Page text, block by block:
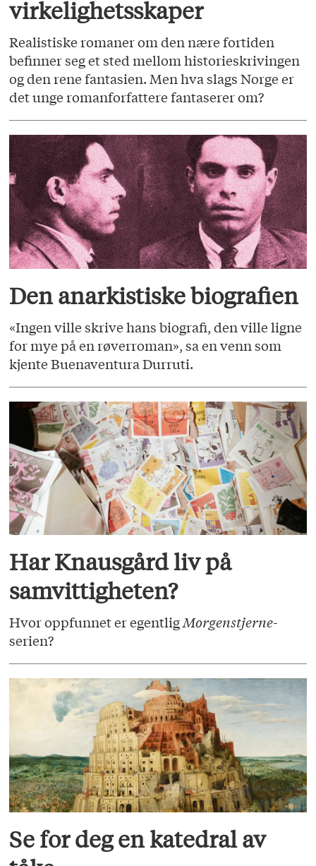
virkelighetsskaper
Realistiske romaner om den nære fortiden
befinner seg et sted mellom historieskrivingen
og den rene fantasien. Men hva slags Norge er
det unge romanforfattere fantaserer om?
Den anarkistiske biografien
«Ingen ville skrive hans biografi, den ville ligne
for mye på en røverroman», sa en venn som
kjente Buenaventura Durruti.
Har Knausgård liv på
samvittigheten?
Hvor oppfunnet er egentligMorgenstjerne-
serien?
Se for deg en katedral av